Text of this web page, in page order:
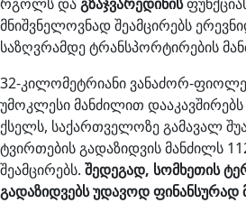
მნიშვნელოვნად შეამცირებს
საზღვრამდე ტრანსპორტირების
32-კილომეტრიანი ვანაძორ-
უმოკლესი მანძილით
ქსელს, საქართველოზე გამავალ
ტვირთების გადაზიდვის მანძილს
შეამცირებს. შედეგად, სომხეთის
გადაზიდვებს უდავოდ ფინანსურად